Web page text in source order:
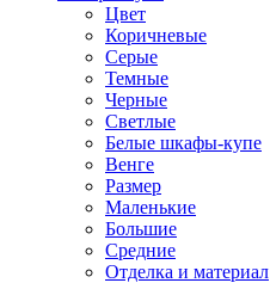
Цвет
Коричневые
Серые
Темные
Черные
Светлые
Белые шкафы-купе
Венге
Размер
Маленькие
Большие
Средние
Отделка и материал